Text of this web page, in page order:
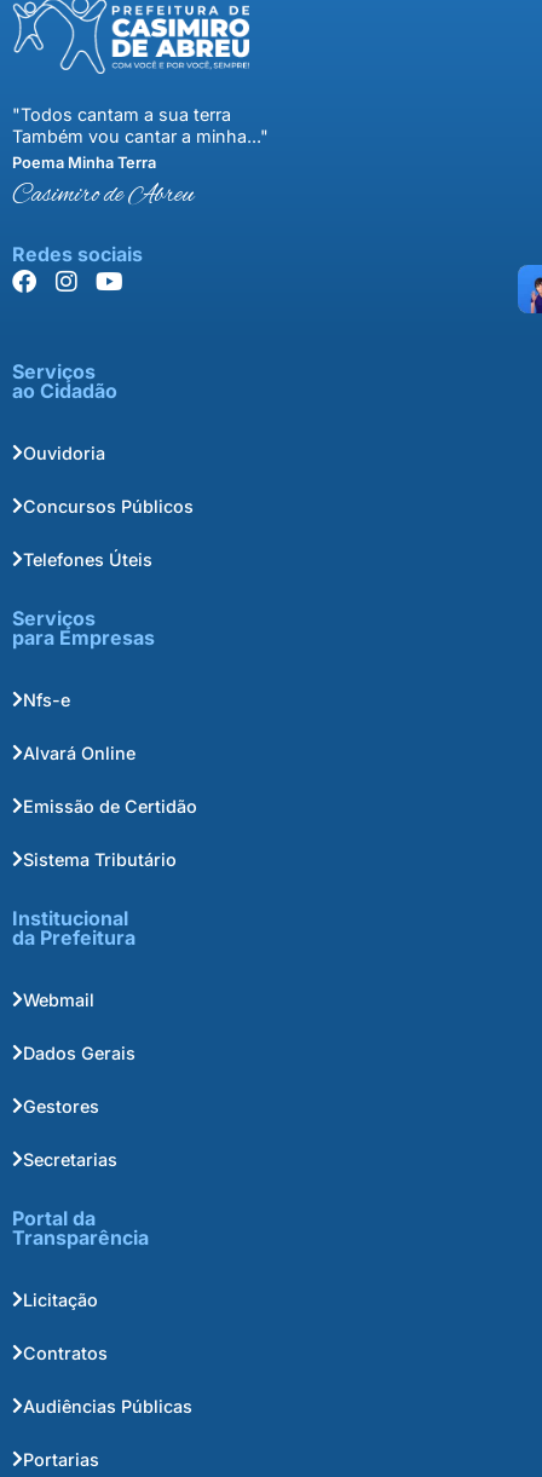
"Todos cantam a sua terra
Também vou cantar a minha..."
Poema Minha Terra
Casimiro de Abreu
Redes sociais
Serviços
ao Cidadão
Ouvidoria
Concursos Públicos
Telefones Úteis
Serviços
para Empresas
Nfs-e
Alvará Online
Emissão de Certidão
Sistema Tributário
Institucional
da Prefeitura
Webmail
Dados Gerais
Gestores
Secretarias
Portal da
Transparência
Licitação
Contratos
Audiências Públicas
Portarias